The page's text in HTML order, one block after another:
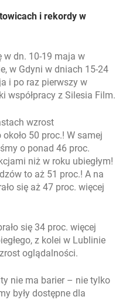
i rekordy w
w dn. 10-19 maja w
w Gdyni w dniach 15-24
i po raz pierwszy w
współpracy z Silesia Film.
wzrost
50 proc.! W samej
o ponad 46 proc.
niż w roku ubiegłym!
to aż 51 proc.! A na
się aż 47 proc. więcej
się 34 proc. więcej
z kolei w Lublinie
oglądalności.
nie ma barier – nie tylko
były dostępne dla